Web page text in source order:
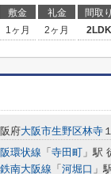
敷金 礼金 間取り
1ヶ月 2ヶ月 2LDK
府大阪市生野区林寺
環状線 「 寺田町 」駅
南大阪線 「 河堀口 」